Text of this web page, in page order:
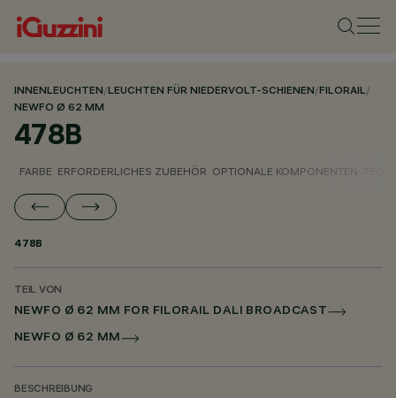
INNENLEUCHTEN/LEUCHTEN FÜR NIEDERVOLT-SCHIENEN/FILORAIL/
NEWFO Ø 62 MM
478B
FARBE ERFORDERLICHES ZUBEHÖR OPTIONALE KOMPONENTEN
478B
TEIL VON
NEWFO Ø 62 MM FOR FILORAIL DALI BROADCAST
NEWFO Ø 62 MM
BESCHREIBUNG